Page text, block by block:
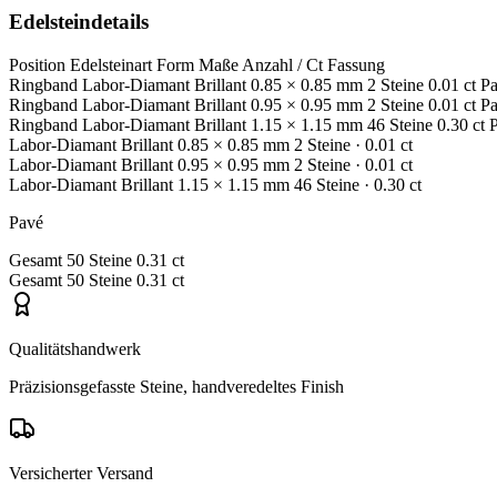
Edelsteindetails
Position Edelsteinart Form Maße Anzahl / Ct Fassung
Ringband Labor-Diamant Brillant 0.85 × 0.85 mm 2 Steine 0.01 ct
Ringband Labor-Diamant Brillant 0.95 × 0.95 mm 2 Steine 0.01 ct
Ringband Labor-Diamant Brillant 1.15 × 1.15 mm 46 Steine 0.30 ct
Labor-Diamant Brillant 0.85 × 0.85 mm 2 Steine · 0.01 ct
Labor-Diamant Brillant 0.95 × 0.95 mm 2 Steine · 0.01 ct
Labor-Diamant Brillant 1.15 × 1.15 mm 46 Steine · 0.30 ct
Pavé
Gesamt 50 Steine 0.31 ct
Gesamt 50 Steine 0.31 ct
Qualitätshandwerk
Präzisionsgefasste Steine, handveredeltes Finish
Versicherter Versand